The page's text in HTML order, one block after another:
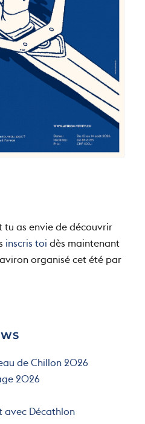
tu as envie de découvrir
inscris toidès maintenant
organisé cet été par
de Chillon 2026
2026
Décathlon